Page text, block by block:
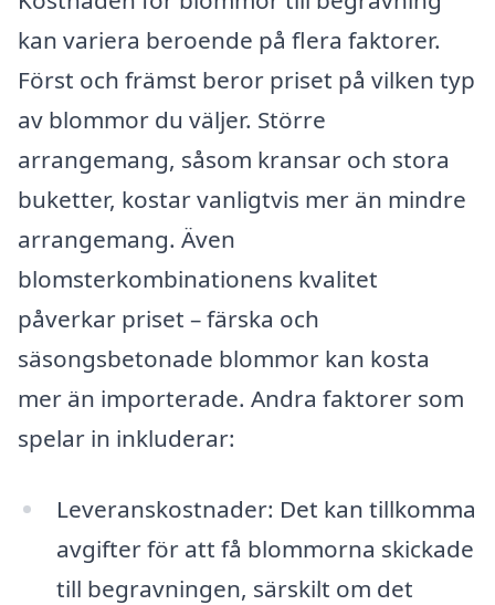
kan variera beroende på flera faktorer.
Först och främst beror priset på vilken typ
av blommor du väljer. Större
arrangemang, såsom kransar och stora
buketter, kostar vanligtvis mer än mindre
arrangemang. Även
blomsterkombinationens kvalitet
påverkar priset – färska och
säsongsbetonade blommor kan kosta
mer än importerade. Andra faktorer som
spelar in inkluderar:
Leveranskostnader: Det kan tillkomma
avgifter för att få blommorna skickade
till begravningen, särskilt om det